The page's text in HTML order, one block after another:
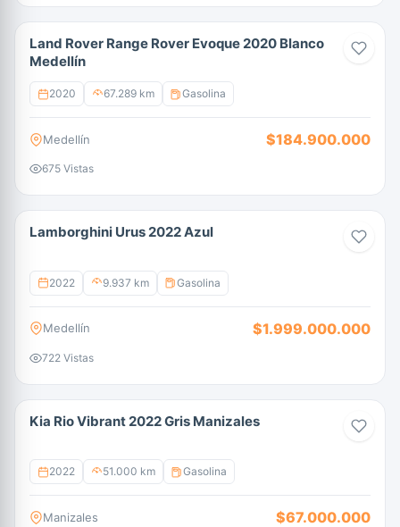
Land Rover Range Rover Evoque 2020 Blanco
Medellín
2020 67.289 km Gasolina
Medellín $184.900.000
675 Vistas
Lamborghini Urus 2022 Azul
2022 9.937 km Gasolina
Medellín $1.999.000.000
722 Vistas
Kia Rio Vibrant 2022 Gris Manizales
2022 51.000 km Gasolina
Manizales $67.000.000